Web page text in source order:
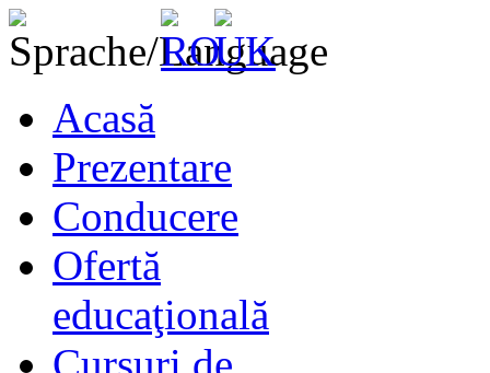
Acasă
Prezentare
Conducere
Ofertă
educaţională